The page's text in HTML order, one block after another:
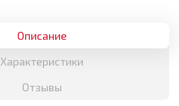
Описание
Характеристики
Отзывы